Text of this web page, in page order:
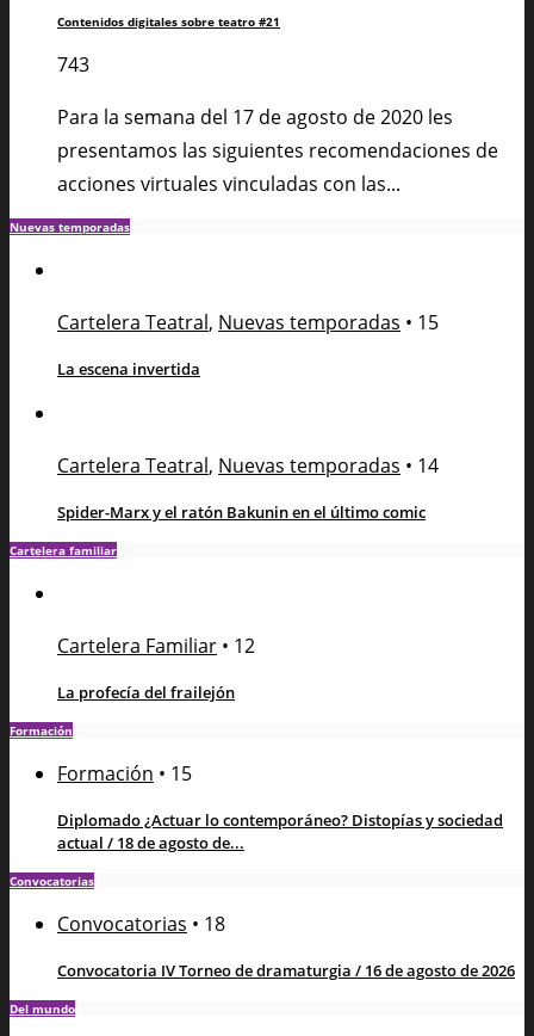
Contenidos digitales sobre teatro #21
743
Para la semana del 17 de agosto de 2020 les
presentamos las siguientes recomendaciones de
acciones virtuales vinculadas con las...
Nuevas temporadas
Cartelera Teatral, Nuevas temporadas • 15
La escena invertida
Cartelera Teatral, Nuevas temporadas • 14
Spider-Marx y el ratón Bakunin en el último comic
Cartelera familiar
Cartelera Familiar • 12
La profecía del frailejón
Formación
Formación • 15
Diplomado ¿Actuar lo contemporáneo? Distopías y sociedad
actual / 18 de agosto de...
Convocatorias
Convocatorias • 18
Convocatoria IV Torneo de dramaturgia / 16 de agosto de 2026
Del mundo